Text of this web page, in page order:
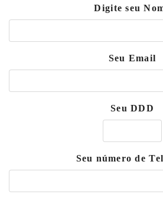
Digite seu
Seu Email
Seu DDD
Seu número de